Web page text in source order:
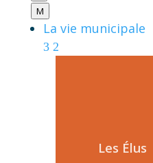
M
La vie municipale
Les Élus